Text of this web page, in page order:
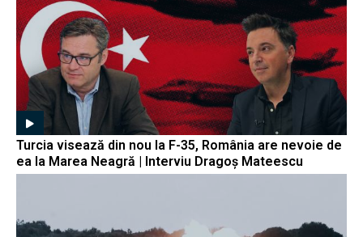
Turcia visează din nou la F-35, România are nevoie de
ea la Marea Neagră | Interviu Dragoș Mateescu